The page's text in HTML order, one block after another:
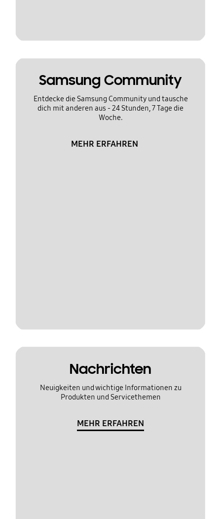
Samsung Community
Entdecke die Samsung Community und tausche
dich mit anderen aus - 24 Stunden, 7 Tage die
Woche.
MEHR ERFAHREN
Nachrichten
Neuigkeiten und wichtige Informationen zu
Produkten und Servicethemen
MEHR ERFAHREN